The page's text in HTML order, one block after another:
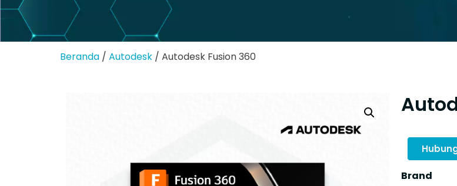
Beranda / Autodesk / Autodesk Fusion 360
Brand